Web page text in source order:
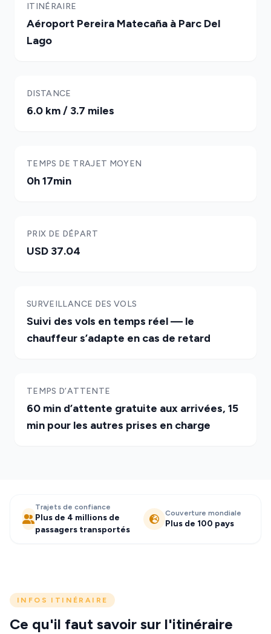
ITINÉRAIRE
Aéroport Pereira Matecaña à Parc Del
Lago
DISTANCE
6.0 km / 3.7 miles
TEMPS DE TRAJET MOYEN
0h 17min
PRIX DE DÉPART
USD 37.04
SURVEILLANCE DES VOLS
Suivi des vols en temps réel — le
chauffeur s’adapte en cas de retard
TEMPS D’ATTENTE
60 min d’attente gratuite aux arrivées, 15
min pour les autres prises en charge
Trajets de confiance
Plus de 4 millions de
passagers transportés
Couverture mondiale
Plus de 100 pays
INFOS ITINÉRAIRE
Ce qu'il faut savoir sur l'itinéraire